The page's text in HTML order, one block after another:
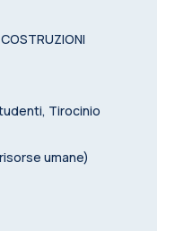
COSTRUZIONI
Tirocinio
umane)